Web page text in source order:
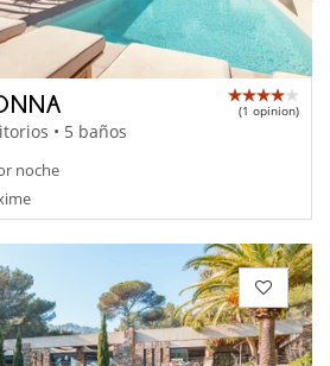
(1 opinion)
• 5 baños
noche